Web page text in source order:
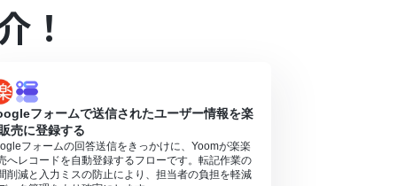
ボットを起動する方法
！
フォームで送信されたユーザー情報を楽
売に登録する
フォームの回答送信をきっかけに、Yoomが楽楽
へレコードを自動登録するフローです。転記作業の
削減と入力ミスの防止により、担当者の負担を軽減